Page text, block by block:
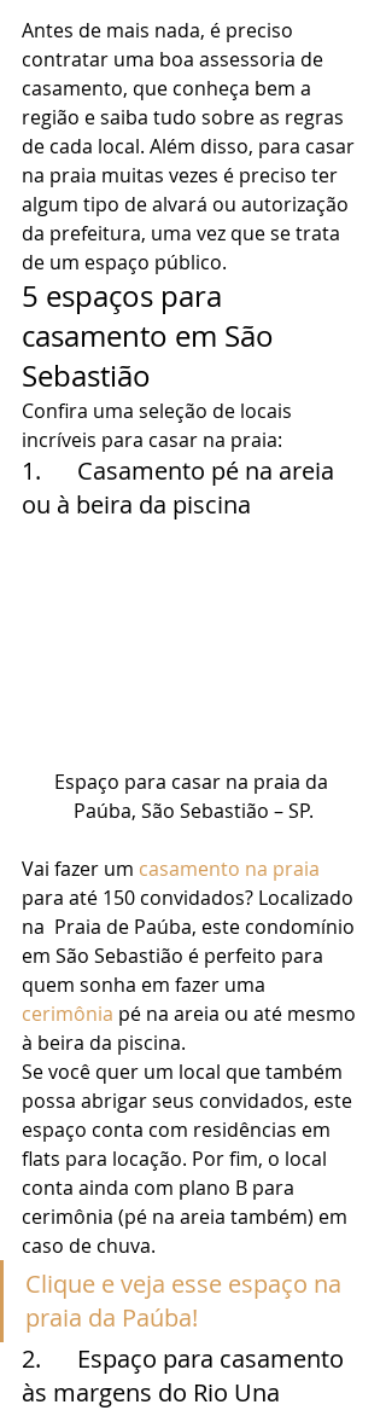
Antes de mais nada, é preciso
contratar uma boa assessoria de
casamento, que conheça bem a
região e saiba tudo sobre as regras
de cada local. Além disso, para casar
na praia muitas vezes é preciso ter
algum tipo de alvará ou autorização
da prefeitura, uma vez que se trata
de um espaço público.
5 espaços para
casamento em São
Sebastião
Confira uma seleção de locais
incríveis para casar na praia:
1.      Casamento pé na areia
ou à beira da piscina
Espaço para casar na praia da
Paúba, São Sebastião – SP.
Vai fazer um casamento na praia
para até 150 convidados? Localizado
na  Praia de Paúba, este condomínio
em São Sebastião é perfeito para
quem sonha em fazer uma
cerimônia pé na areia ou até mesmo
à beira da piscina.
Se você quer um local que também
possa abrigar seus convidados, este
espaço conta com residências em
flats para locação. Por fim, o local
conta ainda com plano B para
cerimônia (pé na areia também) em
caso de chuva.
Clique e veja esse espaço na
praia da Paúba!
2.      Espaço para casamento
às margens do Rio Una